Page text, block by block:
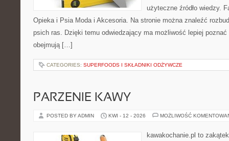
użyteczne źródło wiedzy.
Opieka i Psia Moda i Akcesoria. Na stronie można znaleźć
psich ras. Dzięki temu odwiedzający ma możliwość lepiej
obejmują […]
CATEGORIES: SUPERFOODS I SKŁADNIKI ODŻYWCZE
PARZENIE KAWY
POSTED BY ADMIN KWI - 12 - 2026 MOŻLIWOŚĆ
kawakochanie.pl to